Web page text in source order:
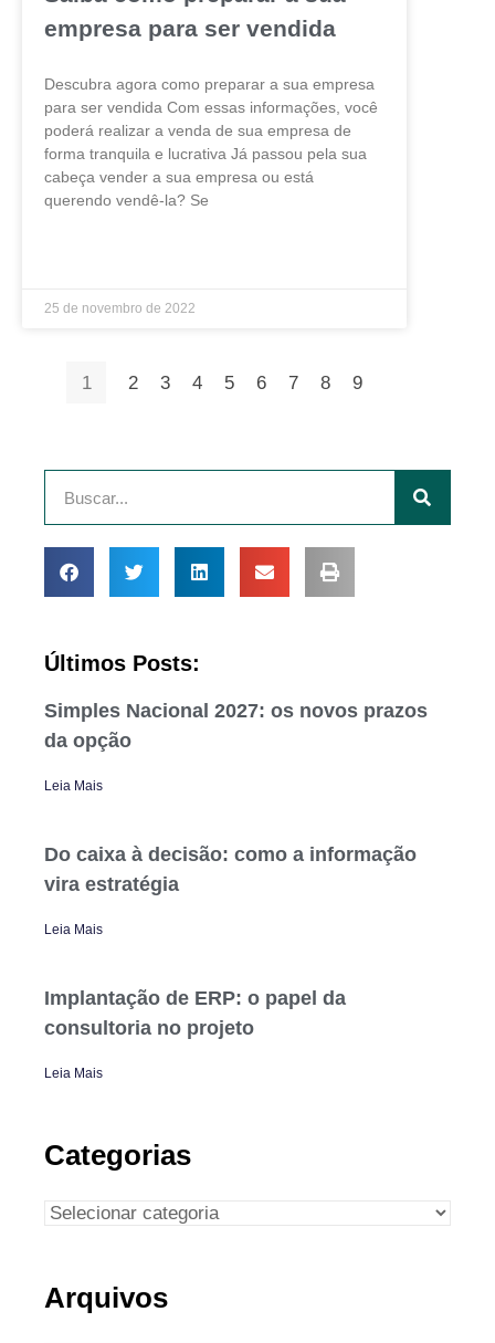
empresa para ser vendida
Descubra agora como preparar a sua empresa
para ser vendida Com essas informações, você
poderá realizar a venda de sua empresa de
forma tranquila e lucrativa Já passou pela sua
cabeça vender a sua empresa ou está
querendo vendê-la? Se
25 de novembro de 2022
1 2 3 4 5 6 7 8 9
Últimos Posts:
Simples Nacional 2027: os novos prazos
da opção
Leia Mais
Do caixa à decisão: como a informação
vira estratégia
Leia Mais
Implantação de ERP: o papel da
consultoria no projeto
Leia Mais
Categorias
Arquivos